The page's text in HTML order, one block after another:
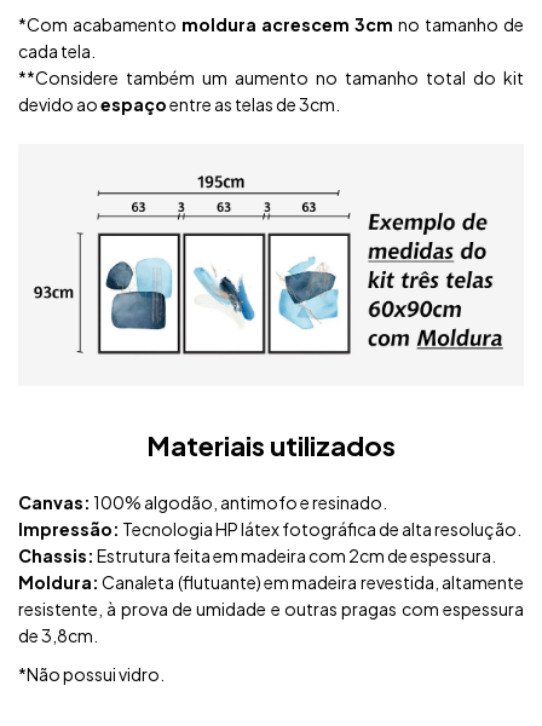
*Com acabamento moldura acrescem 3cm no tamanho de
cada tela.
**Considere também um aumento no tamanho total do kit
devido aoespaçoentre as telas de 3cm.
Materiais utilizados
Canvas: 100% algodão, antimofo e resinado.
Impressão: Tecnologia HP látex fotográfica de alta resolução.
Chassis: Estrutura feita em madeira com 2cm de espessura.
Moldura: Canaleta (flutuante) em madeira revestida, altamente
resistente, à prova de umidade e outras pragas com espessura
de 3,8cm.
*Não possui vidro.